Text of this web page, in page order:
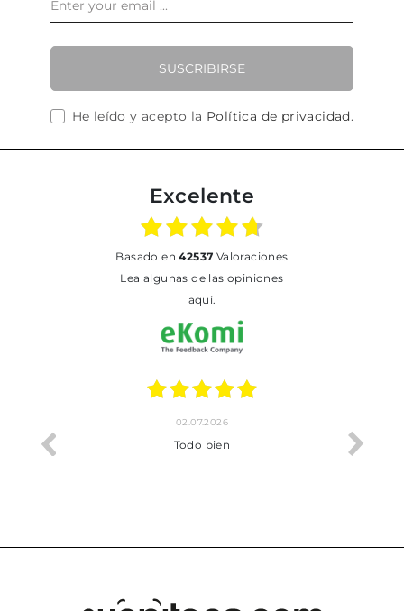
SUSCRIBIRSE
He leído y acepto la Política de privacidad.
Excelente
basado en42537 Valoraciones
Lea algunas de las opiniones
aquí.
02.07.2026
Todo bien